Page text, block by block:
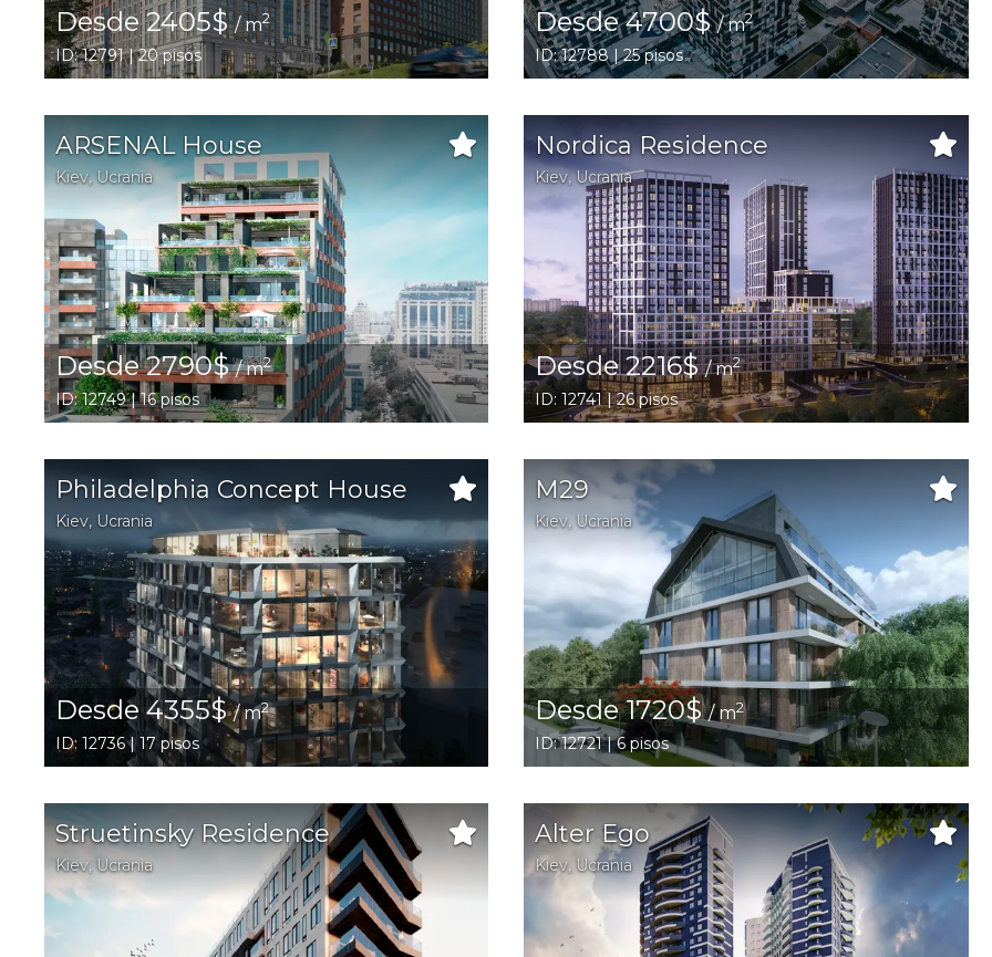
Desde 2405$/ m2
ID: 12791 | 20 pisos
Desde 4700$/ m2
ID: 12788 | 25 pisos
ARSENAL House
Kiev,Ucrania
Desde 2790$/ m2
ID: 12749 | 16 pisos
Nordica Residence
Kiev,Ucrania
Desde 2216$/ m2
ID: 12741 | 26 pisos
Philadelphia Concept House
Kiev, Ucrania
Desde 4355$/ m2
ID: 12736 | 17 pisos
M29
Kiev,Ucrania
Desde 1720$/ m2
ID: 12721 | 6 pisos
Struetinsky Residence
Kiev,Ucrania
Alter Ego
Kiev,Ucrania